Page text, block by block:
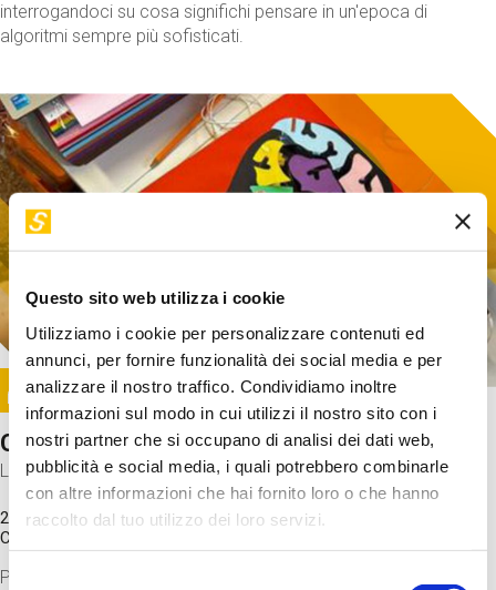
Questo sito web utilizza i cookie
Utilizziamo i cookie per personalizzare contenuti ed
annunci, per fornire funzionalità dei social media e per
analizzare il nostro traffico. Condividiamo inoltre
informazioni sul modo in cui utilizzi il nostro sito con i
nostri partner che si occupano di analisi dei dati web,
pubblicità e social media, i quali potrebbero combinarle
con altre informazioni che hai fornito loro o che hanno
raccolto dal tuo utilizzo dei loro servizi.
Selezione
interrogandoci su cosa significhi pensare in un'epoca di
algoritmi sempre più sofisticati.
Image
SUNDAY@STEP
Come funziona il cervello?
Laboratorio
20 Set 2026 / 11:15 - 13:00
Costo
Proveremo a costruire un cervello in cartoncino cercando di